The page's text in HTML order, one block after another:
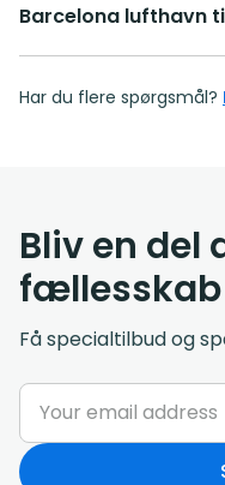
Barcelona lufthavn
Har du flere spørgsmål?
Bliv en del
fællesskab
Få specialtilbud og